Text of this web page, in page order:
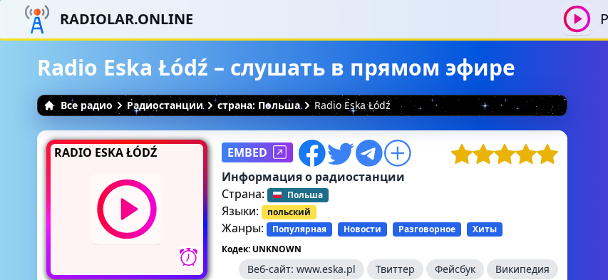
RADIOLAR.ONLINE
Radio Eska Łódź – слушать в прямом эфире
Все радио Радиостанции страна: Польша Radio Eska Łódź
RADIO ESKA ŁÓDŹ
EMBED
Информация о радиостанции
Страна:
Польша
Языки: польский
Жанры: Популярная Новости Разговорное
Хиты
Кодек: UNKNOWN
Веб-сайт: www.eska.pl Твиттер Фейсбук Википедия